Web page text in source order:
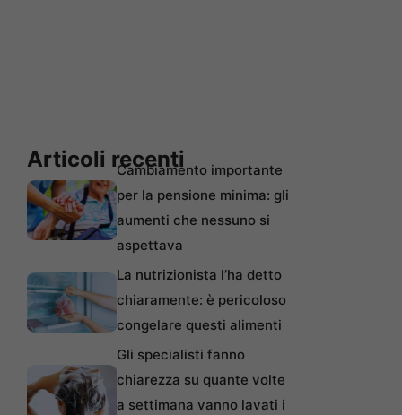
Articoli recentiCambiamento importante
per la pensione minima: gli
aumenti che nessuno si
aspettava
La nutrizionista l’ha detto
chiaramente: è pericoloso
congelare questi alimenti
Gli specialisti fanno
chiarezza su quante volte
a settimana vanno lavati i